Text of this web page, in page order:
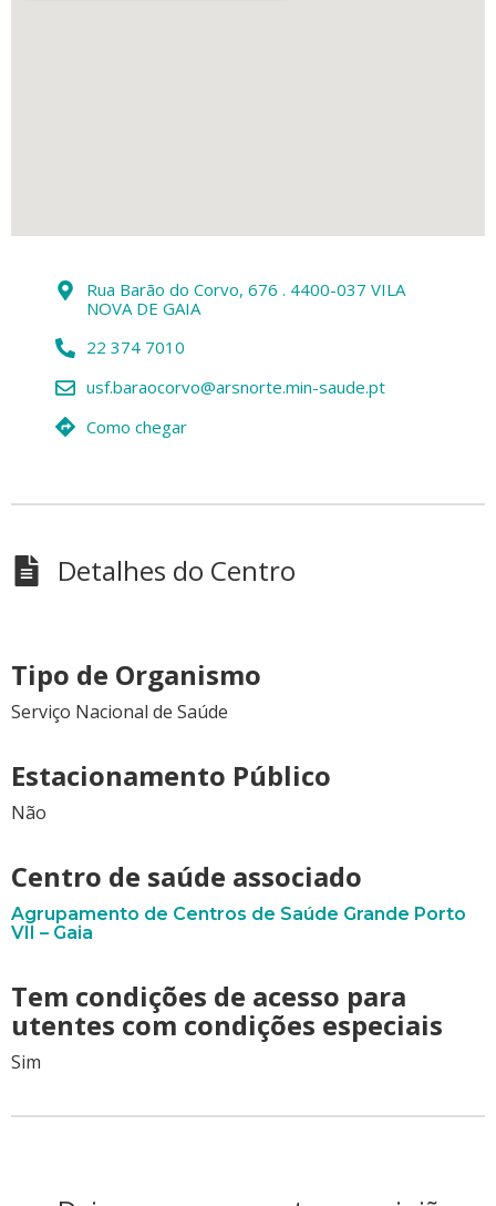
Rua Barão do Corvo, 676 . 4400-037 VILA
NOVA DE GAIA
22 374 7010
usf.baraocorvo@arsnorte.min-saude.pt
Como chegar
Detalhes do Centro
Tipo de Organismo
Serviço Nacional de Saúde
Estacionamento Público
Não
Centro de saúde associado
Agrupamento de Centros de Saúde Grande Porto
VII – Gaia
Tem condições de acesso para
utentes com condições especiais
Sim